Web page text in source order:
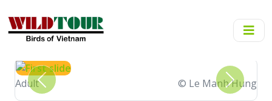
Adult © Le Manh Hung
Previous Next